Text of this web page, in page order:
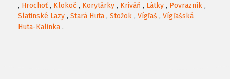
, Hrochoť , Klokoč , Korytárky , Kriváň , Látky , Povrazník ,
Slatinské Lazy , Stará Huta , Stožok , Vígľaš , Vígľašská
Huta-Kalinka .